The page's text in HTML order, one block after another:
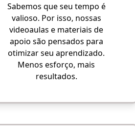
Sabemos que seu tempo é
valioso. Por isso, nossas
videoaulas e materiais de
apoio são pensados para
otimizar seu aprendizado.
Menos esforço, mais
resultados.